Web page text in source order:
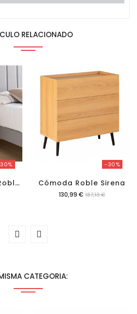
RELACIONADO
M
Esita De Noche Roble Sirena
-30%
Cómoda Roble Sirena
Precio
130,99 € 187,13 €
CATEGORIA: